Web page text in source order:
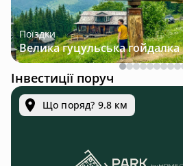
Поїздки
Інвестиції поруч
Що поряд? 9.8 км